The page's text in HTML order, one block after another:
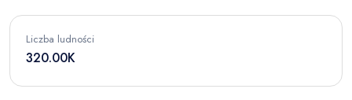
Liczba ludności
320.00K